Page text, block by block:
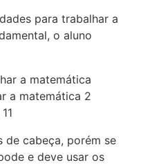
para trabalhar a
o aluno
a matemática 2
de cabeça, porém se
e deve usar os